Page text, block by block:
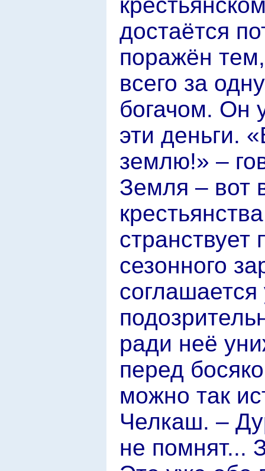
достаётся
поражён
всего за
богачом. Он
эти деньги.
землю!» –
Земля – вот
странствует
сезонного
соглашается
ради неё
перед
можно так
Челкаш. –
не помнят...